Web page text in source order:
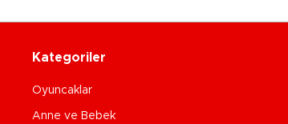
Kategoriler
Oyuncaklar
Anne ve Bebek